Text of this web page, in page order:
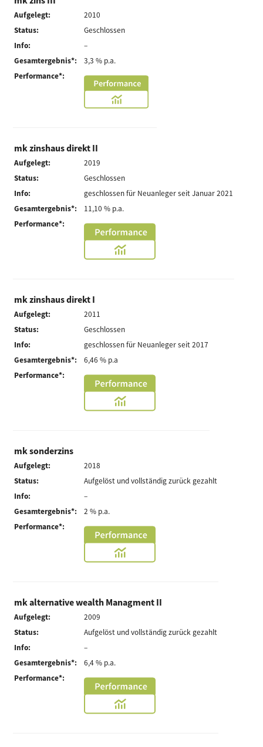
Aufgelegt:
2010
Status:
Geschlossen
Info:
–
Gesamtergebnis*:
3,3 % p.a.
Performance*:
mk zinshaus direkt II
Aufgelegt:
2019
Status:
Geschlossen
Info:
geschlossen für Neuanleger seit Januar 2021
Gesamtergebnis*:
11,10 % p.a.
Performance*:
mk zinshaus direkt I
Aufgelegt:
2011
Status:
Geschlossen
Info:
geschlossen für Neuanleger seit 2017
Gesamtergebnis*:
6,46 % p.a
Performance*:
mk sonderzins
Aufgelegt:
2018
Status:
Aufgelöst und vollständig zurück gezahlt
Info:
–
Gesamtergebnis*:
2 % p.a.
Performance*:
mk alternative wealth Managment II
Aufgelegt:
2009
Status:
Aufgelöst und vollständig zurück gezahlt
Info:
–
Gesamtergebnis*:
6,4 % p.a.
Performance*: